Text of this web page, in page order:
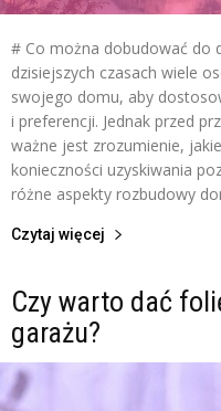
# Co można dobudować do
dzisiejszych czasach wiele
swojego domu, aby
i preferencji. Jednak przed
ważne jest zrozumienie,
konieczności uzyskiwania
różne aspekty rozbudowy
Czytaj więcej
Czy warto dać
garażu?